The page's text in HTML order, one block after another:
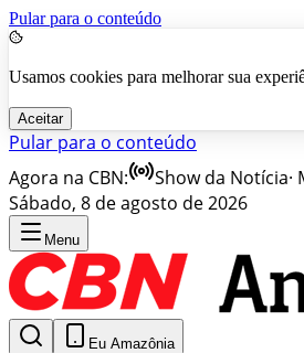
Pular para o conteúdo
Usamos cookies para melhorar sua
Aceitar
Pular para o conteúdo
Agora na CBN:
Show da Notícia·
Sábado, 8 de agosto de 2026
Menu
Eu Amazônia